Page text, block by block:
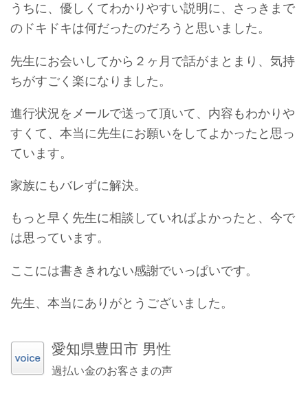
うちに、優しくてわかりやすい説明に、さっきまで
のドキドキは何だったのだろうと思いました。
先生にお会いしてから２ヶ月で話がまとまり、気持
ちがすごく楽になりました。
進行状況をメールで送って頂いて、内容もわかりや
すくて、本当に先生にお願いをしてよかったと思っ
ています。
家族にもバレずに解決。
もっと早く先生に相談していればよかったと、今で
は思っています。
ここには書ききれない感謝でいっぱいです。
先生、本当にありがとうございました。
愛知県豊田市 男性
過払い金のお客さまの声